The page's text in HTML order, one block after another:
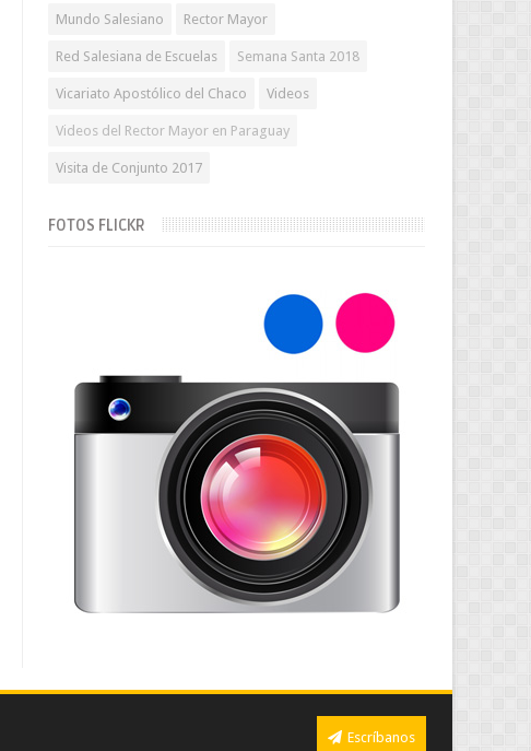
Mundo Salesiano Rector Mayor
Red Salesiana de Escuelas Semana Santa 2018
Vicariato Apostólico del Chaco Videos
Videos del Rector Mayor en Paraguay
Visita de Conjunto 2017
FOTOS FLICKR
Escríbanos